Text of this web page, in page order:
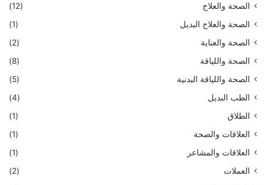
الصحة والعلاج
(12)
الصحة والعلاج البديل
(1)
الصحة والعناية
(2)
الصحة واللياقة
(8)
الصحة واللياقة البدنية
(5)
الطب البديل
(4)
الطلاق
(1)
العلاقات والصحة
(1)
العلاقات والمشاعر
(1)
العملات
(2)